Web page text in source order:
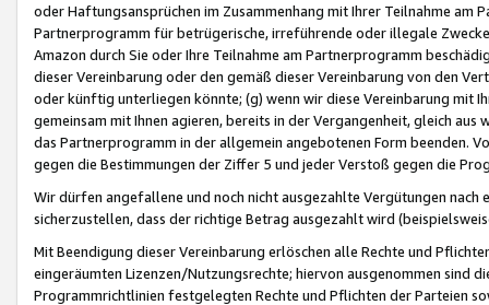
oder Haftungsansprüchen im Zusammenhang mit Ihrer Teilnahme am
Partnerprogramm für betrügerische, irreführende oder illegale
Amazon durch Sie oder Ihre Teilnahme am Partnerprogramm
dieser Vereinbarung oder den gemäß dieser Vereinbarung von den
oder künftig unterliegen könnte; (g) wenn wir diese Vereinbarung mit
gemeinsam mit Ihnen agieren, bereits in der Vergangenheit, gleich
das Partnerprogramm in der allgemein angebotenen Form beenden.
gegen die Bestimmungen der Ziffer 5 und jeder Verstoß gegen die
Wir dürfen angefallene und noch nicht ausgezahlte Vergütungen
sicherzustellen, dass der richtige Betrag ausgezahlt wird
Mit Beendigung dieser Vereinbarung erlöschen alle Rechte und
eingeräumten Lizenzen/Nutzungsrechte; hiervon ausgenommen sind
Programmrichtlinien festgelegten Rechte und Pflichten der Parteien